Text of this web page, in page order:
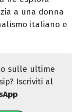
a una donna
italiano e
sulle ultime
Iscriviti al